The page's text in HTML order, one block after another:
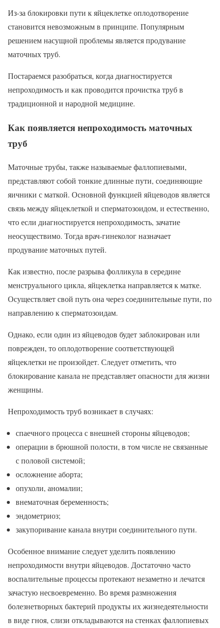
Из-за блокировки пути к яйцеклетке оплодотворение
становится невозможным в принципе. Популярным
решением насущной проблемы является продувание
маточных труб.
Постараемся разобраться, когда диагностируется
непроходимость и как проводится прочистка труб в
традиционной и народной медицине.
Как появляется непроходимость маточных
труб
Маточные трубы, также называемые фаллопиевыми,
представляют собой тонкие длинные пути, соединяющие
яичники с маткой. Основной функцией яйцеводов является
связь между яйцеклеткой и сперматозоидом, и естественно,
что если диагностируется непроходимость, зачатие
неосуществимо. Тогда врач-гинеколог назначает
продувание маточных путей.
Как известно, после разрыва фолликула в середине
менструального цикла, яйцеклетка направляется к матке.
Осуществляет свой путь она через соединительные пути, по
направлению к сперматозоидам.
Однако, если один из яйцеводов будет заблокирован или
поврежден, то оплодотворение соответствующей
яйцеклетки не произойдет. Следует отметить, что
блокирование канала не представляет опасности для жизни
женщины.
Непроходимость труб возникает в случаях:
спаечного процесса с внешней стороны яйцеводов;
операции в брюшной полости, в том числе не связанные
с половой системой;
осложнение аборта;
опухоли, аномалии;
внематочная беременность;
эндометриоз;
закупоривание канала внутри соединительного пути.
Особенное внимание следует уделить появлению
непроходимости внутри яйцеводов. Достаточно часто
воспалительные процессы протекают незаметно и лечатся
зачастую несвоевременно. Во время размножения
болезнетворных бактерий продукты их жизнедеятельности
в виде гноя, слизи откладываются на стенках фаллопиевых